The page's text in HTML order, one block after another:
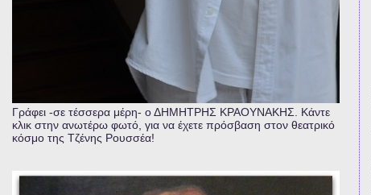
Γράφει -σε τέσσερα μέρη- ο ΔΗΜΗΤΡΗΣ ΚΡΑΟΥΝΑΚΗΣ. Κάντε
κλικ στην ανωτέρω φωτό, για να έχετε πρόσβαση στον θεατρικό
κόσμο της Τζένης Ρουσσέα!